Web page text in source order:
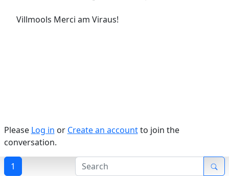
Villmools Merci am Viraus!
Please Log in or Create an accountto join the
conversation.
1